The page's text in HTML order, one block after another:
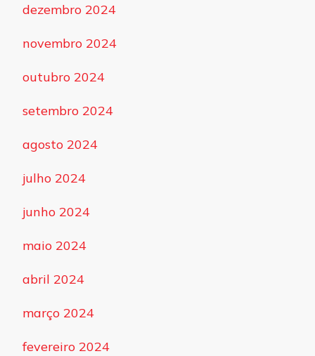
dezembro 2024
novembro 2024
outubro 2024
setembro 2024
agosto 2024
julho 2024
junho 2024
maio 2024
abril 2024
março 2024
fevereiro 2024